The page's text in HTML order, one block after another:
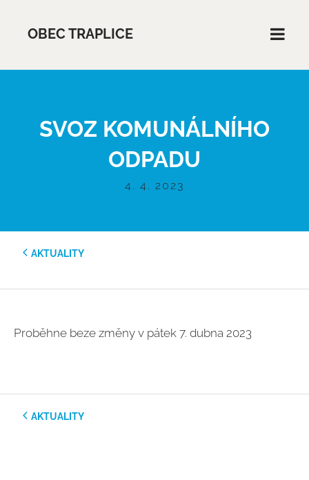
OBEC TRAPLICE
SVOZ KOMUNÁLNÍHO
ODPADU
4. 4. 2023
AKTUALITY
Proběhne beze změny v pátek 7. dubna 2023
AKTUALITY